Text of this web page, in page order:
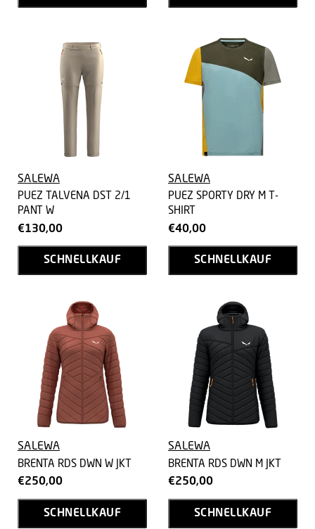
SALEWA
PUEZ TALVENA DST 2/1
PANT W
€130,00
SCHNELLKAUF
SALEWA
PUEZ SPORTY DRY M T-
SHIRT
€40,00
SCHNELLKAUF
SALEWA
BRENTA RDS DWN W JKT
€250,00
SCHNELLKAUF
SALEWA
BRENTA RDS DWN M JKT
€250,00
SCHNELLKAUF